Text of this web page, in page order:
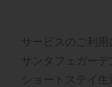
サービスのご利
サンタフェガー
ショートステイ